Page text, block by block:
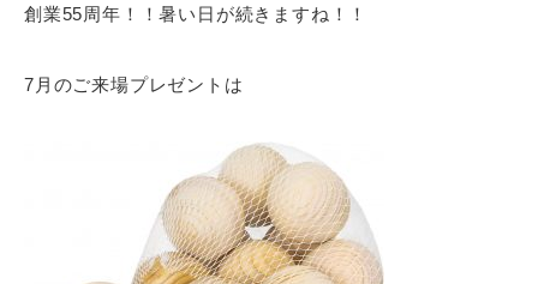
創業55周年！！暑い日が続きますね！！
7月のご来場プレゼントは